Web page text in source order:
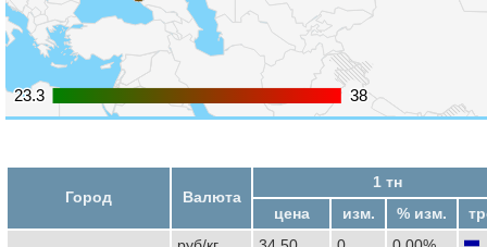
23.3
23.3 38
38
Город Валюта
1 тн
цена
изм. % изм.